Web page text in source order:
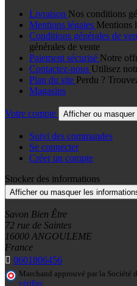
Livraison Nos conditions
Mentions légales Mentions
Conditions générales de
générales de vente
Paiement sécurisé Notre
Contactez-nous Utilisez
Plan du site Perdu ?
Magasins
Votre compte Afficher ou
Suivi des commandes
Se connecter
Créer un compte
Stocker des informations
Afficher ou masquer les
Savon Bien Être
72 rue de Saintes
16000 ANGOULEME
France
 0601806456
Marchand approuvé par la Société
vérifier.